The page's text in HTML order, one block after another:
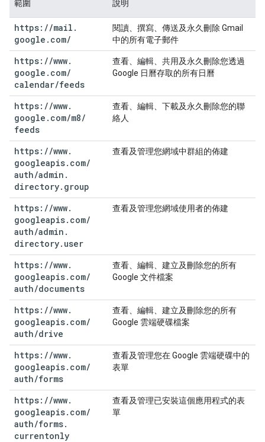
範圍 說明
https: //mail .
google . com/
閱讀、撰寫、傳送及永久刪除 Gmail
中的所有電子郵件
https: //www.
google . com/
calendar/feeds
查看、編輯、共用及永久刪除您透過
Google 日曆存取的所有日曆
https: //www.
google . com/m8/
feeds
查看、編輯、下載及永久刪除您的聯
絡人
https: //www.
googleapis. com/
auth/admin .
directory. group
查看及管理您網域中群組的佈建
https: //www.
googleapis. com/
auth/admin .
directory. user
查看及管理您網域使用者的佈建
https: //www.
googleapis. com/
auth/documents
查看、編輯、建立及刪除您的所有
Google 文件檔案
https: //www.
googleapis. com/
auth/drive
查看、編輯、建立及刪除您的所有
Google 雲端硬碟檔案
https: //www.
googleapis. com/
auth/forms
查看及管理您在 Google 雲端硬碟中的
表單
https: //www.
googleapis. com/
auth/forms.
currentonly
查看及管理已安裝這個應用程式的表
單